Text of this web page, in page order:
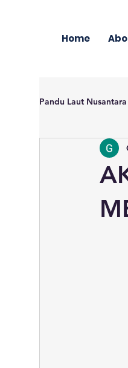
Home
Pandu Laut Nusantara